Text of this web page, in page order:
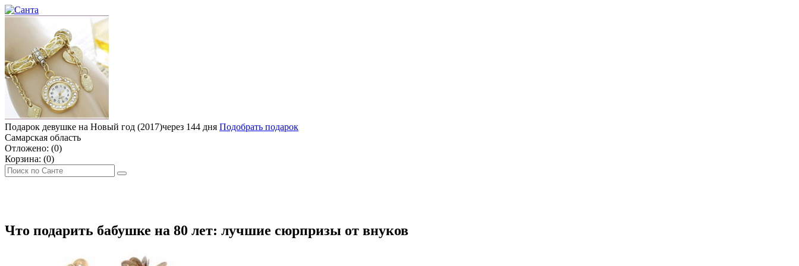
Подарок девушке на Новый год (2017)через 144 дня Подобрать подарок
Самарская область
Отложено: (0)
Корзина: (0)
Что подарить бабушке на 80 лет: лучшие сюрпризы от внуков